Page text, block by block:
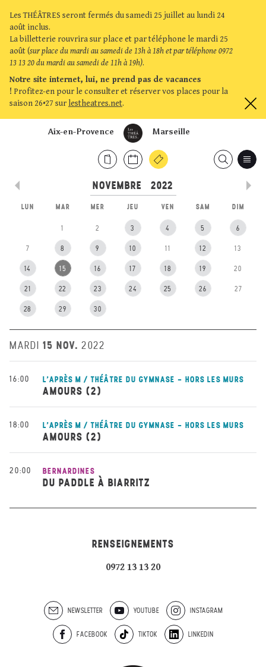
Les THÉÂTRES seront fermés du samedi 25 juillet au lundi 24
août inclus.
La billetterie rouvrira sur place et par téléphone le mardi 25
août (sur place du mardi au samedi de 13h à 18h et par téléphone 0972
13 13 20 du mardi au samedi de 11h à 19h).
Notre site internet, lui, ne prend pas de vacances
! Profitez-en pour le consulter et réserver vos places pour la
saison 26•27 sur lestheatres.net.
Marseille
Aix-en-Provence
LUN MAR MER JEU VEN SAM DIM
1 2 3 4 5 6
7 8 9 10 11 12 13
14 15 16 17 18 19 20
21 22 23 24 25 26 27
28 29 30
MARDI 15 NOV. 2022
16:00 L'APRÈS M / THÉÂTRE DU GYMNASE - HORS LES MURS
AMOURS (2)
18:00 L'APRÈS M / THÉÂTRE DU GYMNASE - HORS LES MURS
AMOURS (2)
20:00 BERNARDINES
DU PADDLE À BIARRITZ
RENSEIGNEMENTS
0972 13 13 20
NEWSLETTER YOUTUBE INSTAGRAM
FACEBOOK TIKTOK LINKEDIN